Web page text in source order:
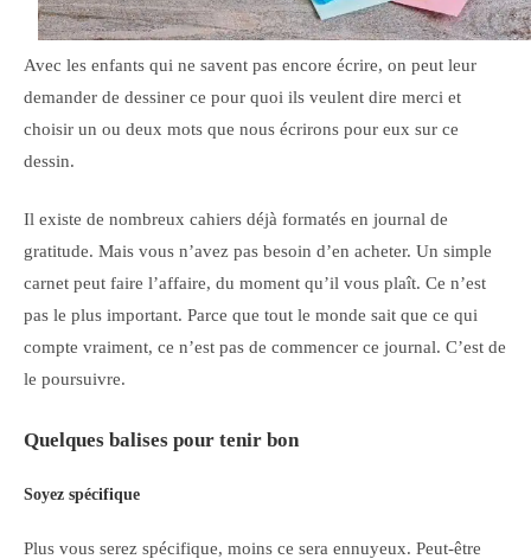
Avec les enfants qui ne savent pas encore écrire, on peut leur
demander de dessiner ce pour quoi ils veulent dire merci et
choisir un ou deux mots que nous écrirons pour eux sur ce
dessin.
Il existe de nombreux cahiers déjà formatés en journal de
gratitude. Mais vous n’avez pas besoin d’en acheter. Un simple
carnet peut faire l’affaire, du moment qu’il vous plaît. Ce n’est
pas le plus important. Parce que tout le monde sait que ce qui
compte vraiment, ce n’est pas de commencer ce journal. C’est de
le poursuivre.
Quelques balises pour tenir bon
Soyez spécifique
Plus vous serez spécifique, moins ce sera ennuyeux. Peut-être